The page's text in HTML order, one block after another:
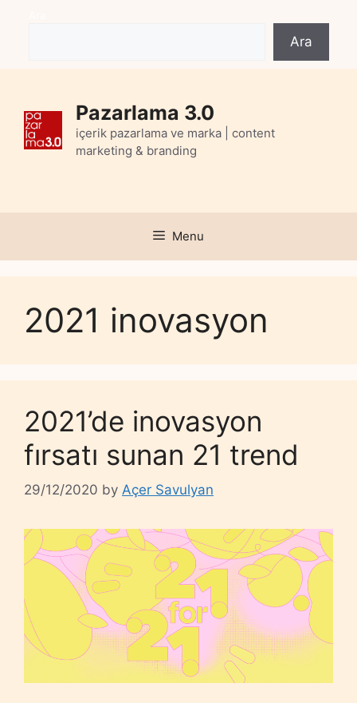
Ara
Pazarlama 3.0
içerik pazarlama ve marka | content
marketing & branding
Menu
2021 inovasyon
2021’de inovasyon
fırsatı sunan 21 trend
29/12/2020 by Açer Savulyan